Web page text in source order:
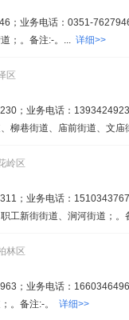
；业务电话：0351-
；。备注:-。... 详细>>
区
；业务电话：
柳巷街道、庙前街道、文
岭区
；业务电话：
工新街街道、涧河街道；
林区
；业务电话：
。备注:-。 详细>>